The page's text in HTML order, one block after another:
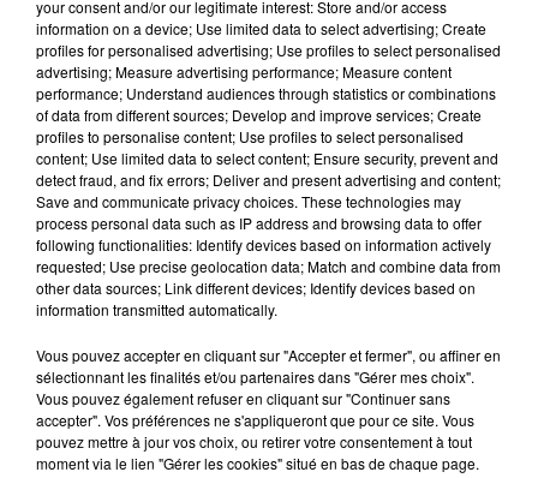
championne olympique, et Rémi Garrigue, champion
d’Europe. L’entrée au public est gratuite.
À Paris, des performances artistiques à découvrir à Paris, à
l’occasion de laNuit Blanche. Dans la nuit de samedi à
dimanche, des installations et évènements artistiques
seront proposés dans les musées, lieux culturels et espaces
publics. De nombreux évènements seront proposés
gratuitement au public.
Au Zénith de Limoges, la tournée des années 80 fait escale
ce samedi. Vous commencez à connaitre le principe : les
artistes qui ont marqué par leur musique les années 80
remontent sur scène pour vous faire chanter et danser. Parmi
eux, Lio, Plastic Bertrand ou encore Boney M.
your consent and/or our legitimate interest: Store and/or access
information on a device; Use limited data to select advertising; Create
profiles for personalised advertising; Use profiles to select personalised
advertising; Measure advertising performance; Measure content
performance; Understand audiences through statistics or combinations
of data from different sources; Develop and improve services; Create
profiles to personalise content; Use profiles to select personalised
content; Use limited data to select content; Ensure security, prevent and
detect fraud, and fix errors; Deliver and present advertising and content;
Save and communicate privacy choices. These technologies may
process personal data such as IP address and browsing data to offer
following functionalities: Identify devices based on information actively
requested; Use precise geolocation data; Match and combine data from
other data sources; Link different devices; Identify devices based on
information transmitted automatically.
Vous pouvez accepter en cliquant sur "Accepter et fermer", ou affiner en
sélectionnant les finalités et/ou partenaires dans "Gérer mes choix".
Vous pouvez également refuser en cliquant sur "Continuer sans
accepter". Vos préférences ne s'appliqueront que pour ce site. Vous
pouvez mettre à jour vos choix, ou retirer votre consentement à tout
moment via le lien "Gérer les cookies" situé en bas de chaque page.